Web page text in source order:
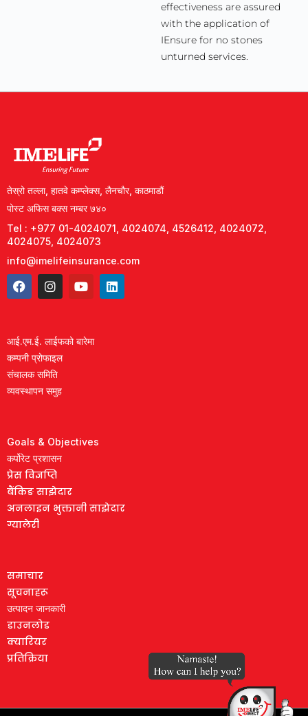
effectiveness are assured
with the application of
IEnsure for no stones
unturned services.
तेस्रो तल्ला, हातवे कम्प्लेक्स, लैनचौर, काठमाडौं
पोस्ट अफिस बक्स नम्बर ७४०
Tel : +977 01-4024071, 4024074, 4526412, 4024072,
4024075, 4024073
info@imelifeinsurance.com
आई.एम.ई. लाईफको बारेमा
कम्पनी प्रोफाइल
संचालक समिति
व्यवस्थापन समुह
Goals & Objectives
कर्पोरेट प्रशासन
प्रेस विज्ञप्ति
बैंकिङ साझेदार
अनलाइन भुक्तानी साझेदार
ग्यालेरी
समाचार
सूचनाहरू
उत्पादन जानकारी
डाउनलोड
क्यारियर
प्रतिक्रिया